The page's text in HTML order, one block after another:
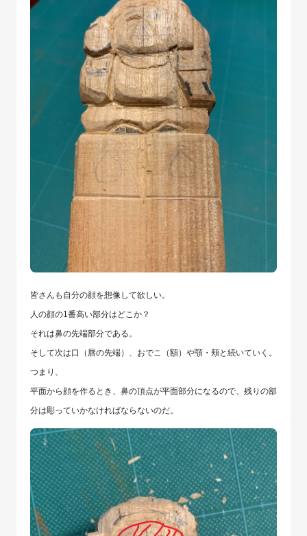
皆さんも自分の顔を想像して欲しい。
人の顔の1番高い部分はどこか？
それは鼻の先端部分である。
そして次は口（唇の先端）、おでこ（額）や顎・頬と続いていく。
つまり、
平面から顔を作るとき、鼻の頂点が平面部分になるので、残りの部
分は彫っていかなければならないのだ。